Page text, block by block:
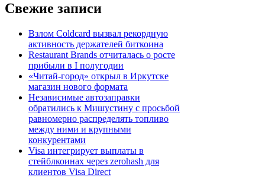
Свежие записи
Взлом Coldcard вызвал рекордную
активность держателей биткоина
Restaurant Brands отчиталась о росте
прибыли в I полугодии
«Читай-город» открыл в Иркутске
магазин нового формата
Независимые автозаправки
обратились к Мишустину с просьбой
равномерно распределять топливо
между ними и крупными
конкурентами
Visa интегрирует выплаты в
стейблкоинах через zerohash для
клиентов Visa Direct